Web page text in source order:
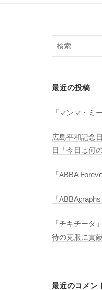
検
索:
最近の投稿
『マンマ・ミ
広島平和記念
日「今日は何
「ABBA
「
「チキチータ
待の克服に貢
最近のコメン